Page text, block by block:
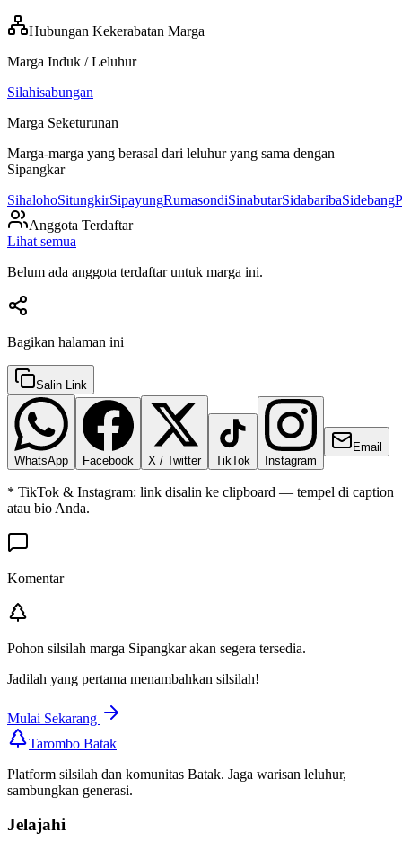
Hubungan Kekerabatan Marga
Marga Induk / Leluhur
Silahisabungan
Marga Seketurunan
Marga-marga yang berasal dari leluhur yang sama dengan
Sipangkar
SihalohoSitungkirSipayungRumasondiSinabutarSidabaribaSidebang
Anggota Terdaftar
Lihat semua
Belum ada anggota terdaftar untuk marga ini.
Bagikan halaman ini
Salin Link
WhatsApp Facebook X / Twitter TikTok Instagram
Email
* TikTok & Instagram: link disalin ke clipboard — tempel di caption
atau bio Anda.
Komentar
Pohon silsilah marga Sipangkarakan segera tersedia.
Jadilah yang pertama menambahkan silsilah!
Mulai Sekarang
Tarombo Batak
Platform silsilah dan komunitas Batak. Jaga warisan leluhur,
sambungkan generasi.
Jelajahi